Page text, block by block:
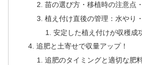
苗の選び方・移植時の注意点
植え付け直後の管理：水やり
安定した植え付けが収穫成
追肥と土寄せで収量アップ！
追肥のタイミングと適切な肥